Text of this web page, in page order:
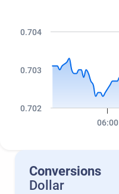
06:00
0.702
0.703
0.704
Conversions
Dollar